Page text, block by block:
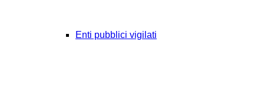
Enti pubblici vigilati